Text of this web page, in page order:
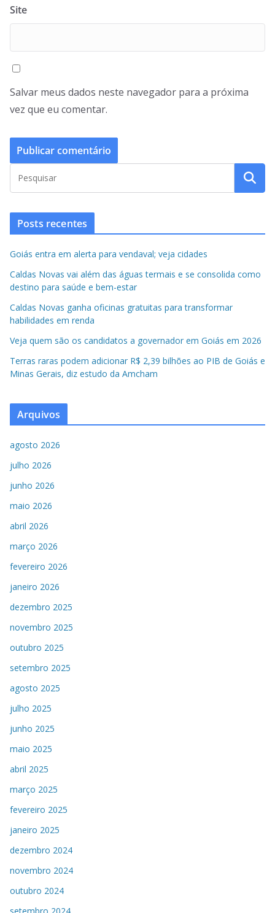
Site
Salvar meus dados neste navegador para a próxima
vez que eu comentar.
Posts recentes
Goiás entra em alerta para vendaval; veja cidades
Caldas Novas vai além das águas termais e se consolida como
destino para saúde e bem-estar
Caldas Novas ganha oficinas gratuitas para transformar
habilidades em renda
Veja quem são os candidatos a governador em Goiás em 2026
Terras raras podem adicionar R$ 2,39 bilhões ao PIB de Goiás e
Minas Gerais, diz estudo da Amcham
Arquivos
agosto 2026
julho 2026
junho 2026
maio 2026
abril 2026
março 2026
fevereiro 2026
janeiro 2026
dezembro 2025
novembro 2025
outubro 2025
setembro 2025
agosto 2025
julho 2025
junho 2025
maio 2025
abril 2025
março 2025
fevereiro 2025
janeiro 2025
dezembro 2024
novembro 2024
outubro 2024